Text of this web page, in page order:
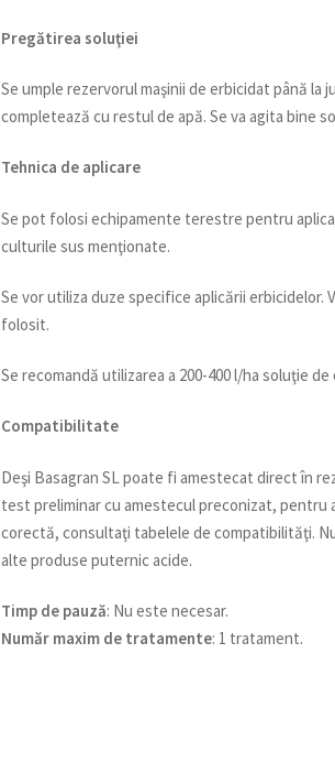
Pregătirea soluţiei
Se umple rezervorul maşinii de erbicidat până
completează cu restul de apă. Se va agita bine
Tehnica de aplicare
Se pot folosi echipamente terestre pentru
culturile sus menţionate.
Se vor utiliza duze specifice aplicării
folosit.
Se recomandă utilizarea a 200-400 l/ha soluţie
Compatibilitate
Deşi Basagran SL poate fi amestecat direct în
test preliminar cu amestecul preconizat, pentru
corectă, consultaţi tabelele de compatibilităţi.
alte produse puternic acide.
Timp de pauză: Nu este necesar.
Număr maxim de tratamente: 1 tratament.